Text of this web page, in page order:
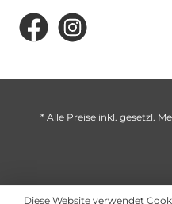
* Alle Preise inkl. gesetzl.
Diese Website verwendet